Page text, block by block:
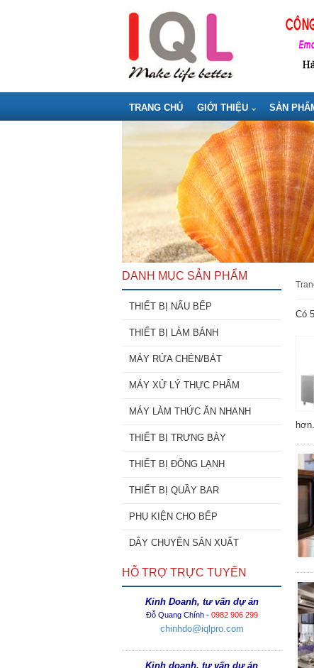
TRANG CHỦ GIỚI THIỆU SẢN
DANH MỤC SẢN PHẨM
THIẾT BỊ NẤU BẾP
THIẾT BỊ LÀM BÁNH
MÁY RỬA CHÉN/BÁT
MÁY XỬ LÝ THỰC PHẨM
MÁY LÀM THỨC ĂN NHANH
THIẾT BỊ TRƯNG BÀY
THIẾT BỊ ĐÔNG LẠNH
THIẾT BỊ QUẦY BAR
PHỤ KIỆN CHO BẾP
DÂY CHUYỀN SẢN XUẤT
HỖ TRỢ TRỰC TUYẾN
Kinh Doanh, tư vấn dự án
Đỗ Quang Chính - 0982 906 299
chinhdo@iqlpro.com
Kinh doanh, tư vấn dự án
Có
hơn.